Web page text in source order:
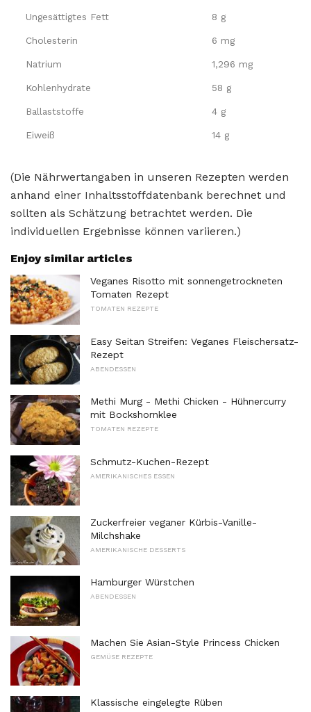
Ungesättigtes Fett 8 g
Cholesterin 6 mg
Natrium 1,296 mg
Kohlenhydrate 58 g
Ballaststoffe 4 g
Eiweiß 14 g
(Die Nährwertangaben in unseren Rezepten werden
anhand einer Inhaltsstoffdatenbank berechnet und
sollten als Schätzung betrachtet werden. Die
individuellen Ergebnisse können variieren.)
Enjoy similar articles
Veganes Risotto mit sonnengetrockneten
Tomaten Rezept
TOMATEN REZEPTE
Easy Seitan Streifen: Veganes Fleischersatz-
Rezept
ABENDESSEN
Methi Murg - Methi Chicken - Hühnercurry
mit Bockshornklee
TOMATEN REZEPTE
Schmutz-Kuchen-Rezept
AMERIKANISCHES ESSEN
Zuckerfreier veganer Kürbis-Vanille-
Milchshake
AMERIKANISCHE DESSERTS
Hamburger Würstchen
ABENDESSEN
Machen Sie Asian-Style Princess Chicken
GEMÜSE REZEPTE
Klassische eingelegte Rüben